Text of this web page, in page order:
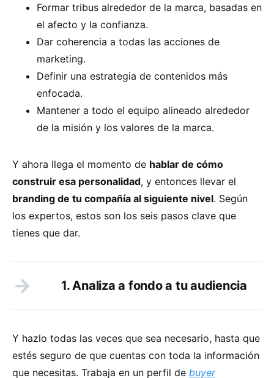
Formar tribus alrededor de la marca, basadas en
el afecto y la confianza.
Dar coherencia a todas las acciones de
marketing.
Definir una estrategia de contenidos más
enfocada.
Mantener a todo el equipo alineado alrededor
de la misión y los valores de la marca.
Y ahora llega el momento de hablar de cómo
construir esa personalidad, y entonces llevar el
branding de tu compañía al siguiente nivel. Según
los expertos, estos son los seis pasos clave que
tienes que dar.
1. Analiza a fondo a tu audiencia
Y hazlo todas las veces que sea necesario, hasta que
estés seguro de que cuentas con toda la información
que necesitas. Trabaja en un perfil de buyer